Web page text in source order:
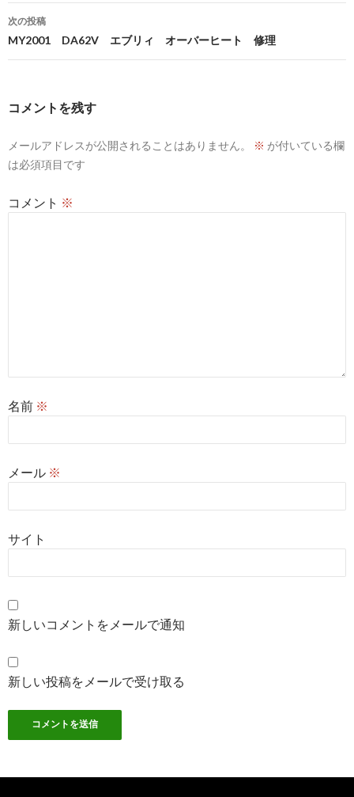
ナ
ビ
ョ
次の投稿
MY2001 DA62V エブリィ オーバーヒート 修理
コメントを残す
メールアドレスが公開されることはありません。 ※ が付いている欄
は必須項目です
コメント ※
名前 ※
メール ※
サイト
新しいコメントをメールで通知
新しい投稿をメールで受け取る